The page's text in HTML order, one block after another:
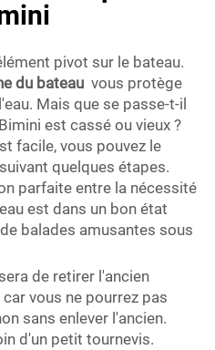
pivot sur le bateau.
du bateau vous protège
Mais que se passe-t-il
est cassé ou vieux ?
facile, vous pouvez le
quelques étapes.
parfaite entre la nécessité
est dans un bon état
balades amusantes sous
de retirer l'ancien
vous ne pourrez pas
sans enlever l'ancien.
d'un petit tournevis.